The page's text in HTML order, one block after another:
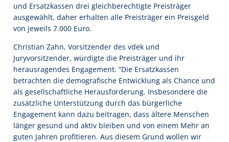
und Ersatzkassen drei gleichberechtigte Preisträger
ausgewählt, daher erhalten alle Preisträger ein Preisgeld
von jeweils 7.000 Euro.
Christian Zahn, Vorsitzender des vdek und
Juryvorsitzender, würdigte die Preisträger und ihr
herausragendes Engagement. “Die Ersatzkassen
betrachten die demografische Entwicklung als Chance und
als gesellschaftliche Herausforderung. Insbesondere die
zusätzliche Unterstützung durch das bürgerliche
Engagement kann dazu beitragen, dass ältere Menschen
länger gesund und aktiv bleiben und von einem Mehr an
guten Jahren profitieren. Aus diesem Grund wollen wir